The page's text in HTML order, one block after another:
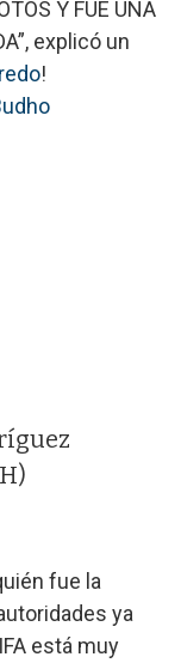
Y FUE UNA
explicó un
!
fue la
ya
está muy